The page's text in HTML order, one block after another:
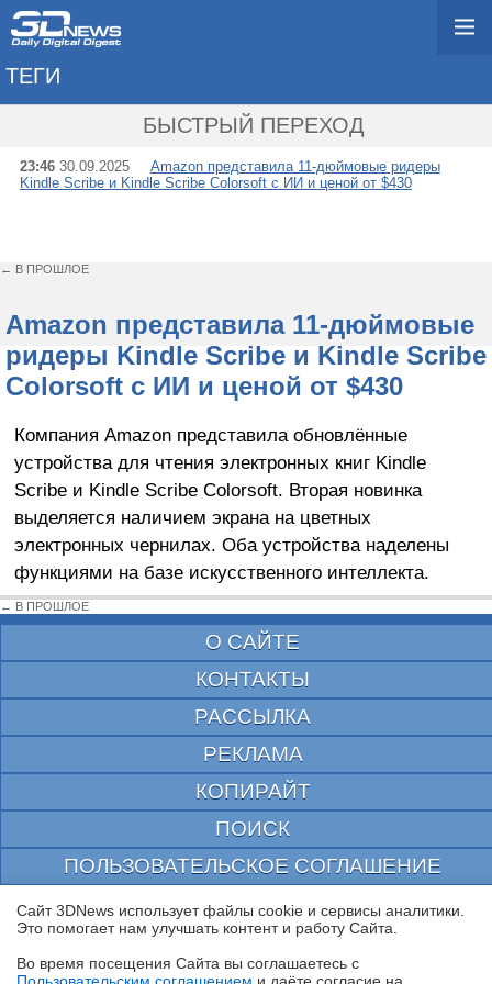
ТЕГИ
БЫСТРЫЙ ПЕРЕХОД
23:46 30.09.2025
Amazon представила 11-дюймовые ридеры
Kindle Scribe и Kindle Scribe Colorsoft с ИИ и ценой от $430
← В ПРОШЛОЕ
Amazon представила 11-дюймовые
ридеры Kindle Scribe и Kindle Scribe
Colorsoft с ИИ и ценой от $430
Компания Amazon представила обновлённые
устройства для чтения электронных книг Kindle
Scribe и Kindle Scribe Colorsoft. Вторая новинка
выделяется наличием экрана на цветных
электронных чернилах. Оба устройства наделены
функциями на базе искусственного интеллекта.
← В ПРОШЛОЕ
О САЙТЕ
КОНТАКТЫ
РАССЫЛКА
РЕКЛАМА
КОПИРАЙТ
ПОИСК
ПОЛЬЗОВАТЕЛЬСКОЕ СОГЛАШЕНИЕ
ЗАЩИЩЕНО CURATOR
© 1997—2026 Электронное периодическое издание "3ДНьюс" | Свидетельство о
выдано Федеральной Службой по надзору за соблюдением законодательства в сфере
Сайт 3DNews использует файлы cookie и сервисы аналитики.
Это помогает нам улучшать контент и работу Cайта.
Во время посещения Cайта вы соглашаетесь с